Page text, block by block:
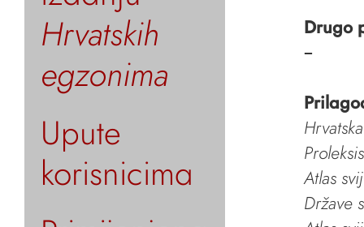
Hrvatskih
egzonima
Upute
korisnicima
Drugo
–
Atlas
Države